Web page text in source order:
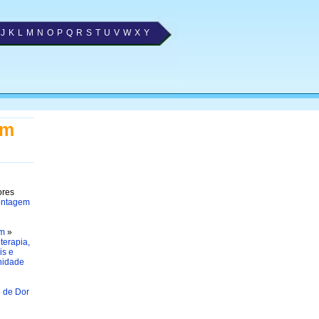
J K L M N O P Q R S T U V W X Y
»
e
de Dor